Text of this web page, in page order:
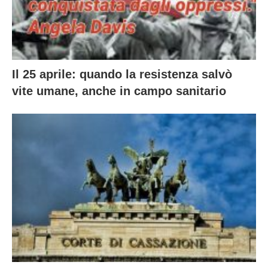
Il 25 aprile: quando la resistenza salvò
vite umane, anche in campo sanitario